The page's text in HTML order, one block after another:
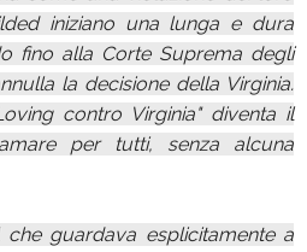
iniziano una lunga e dura
fino alla Corte Suprema degli
la decisione della Virginia.
contro Virginia" diventa il
per tutti, senza alcuna
guardava esplicitamente a